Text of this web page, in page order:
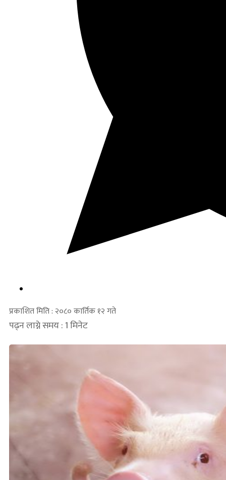
प्रकाशित मिति : २०८० कार्तिक १२ गते
पढ्न लाग्ने समय : 1 मिनेट